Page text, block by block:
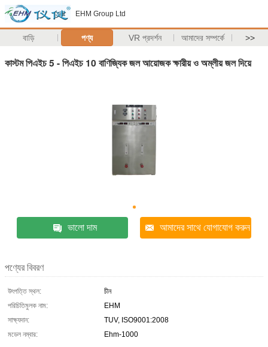
EHM Group Ltd
বাড়ি পণ্য VR প্রদর্শন আমাদের সম্পর্কে >>
কাস্টম পিএইচ 5 - পিএইচ 10 বাণিজ্যিক জল আয়োজক ক্ষারীয় ও অম্লীয় জল দিয়ে
ভালো দাম আমাদের সাথে যোগাযোগ করুন
পণ্যের বিবরণ
উৎপত্তি স্থল:
চীন
পরিচিতিমুলক নাম:
EHM
সাক্ষ্যদান:
TUV, ISO9001:2008
মডেল নম্বার:
Ehm-1000